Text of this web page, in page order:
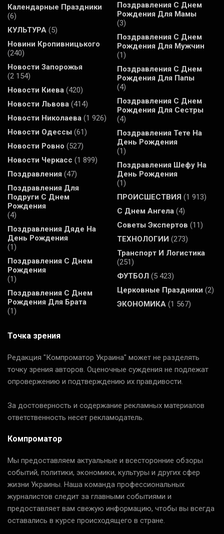
Календарные Праздники
(6)
КУЛЬТУРА (5)
Новини Кропивницького
(240)
Новости Запорожья
(2 154)
Новости Киева (420)
Новости Львова (414)
Новости Николаева (1 926)
Новости Одессы (61)
Новости Ровно (527)
Новости Черкасс (1 899)
Поздравления (47)
Поздравления Для
Подруги С Днем
Рождения
(4)
Поздравления Дяде На
День Рождения
(1)
Поздравления С Днем
Рождения
(1)
Поздравления С Днем
Рождения Для Брата
(1)
Поздравления С Днем
Рождения Для Мамы
(3)
Поздравления С Днем
Рождения Для Мужчин
(1)
Поздравления С Днем
Рождения Для Папы
(4)
Поздравления С Днем
Рождения Для Сестры
(4)
Поздравления Тете На
День Рождения
(1)
Поздравления Шефу На
День Рождения
(1)
ПРОИСШЕСТВИЯ (1 913)
С Днем Ангела (4)
Советы Экспертов (11)
ТЕХНОЛОГИИ (273)
Транспорт И Логистика
(251)
ФУТБОЛ (5 423)
Церковные Праздники (2)
ЭКОНОМИКА (1 567)
Точка зрения
Редакция "Компроматор Украина" может не разделять
точку зрения авторов. Оценочные суждения не подлежат
опровержению и подтверждению их правдивости.
За достоверность и содержание рекламных материалов
ответственность несет рекламодатель.
Компроматор
Мы предоставляем актуальные и всесторонние обзоры
событий, политики, экономики, культуры и других сфер
жизни Украины. Наша команда профессиональных
журналистов следит за главными событиями и
предоставляет вам свежую информацию, чтобы вы всегда
оставались в курсе происходящего в стране.